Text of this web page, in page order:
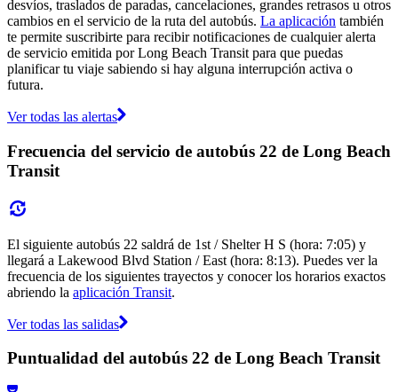
desvíos, traslados de paradas, cancelaciones, grandes retrasos u otros
cambios en el servicio de la ruta del autobús. La aplicación también
te permite suscribirte para recibir notificaciones de cualquier alerta
de servicio emitida por Long Beach Transit para que puedas
planificar tu viaje sabiendo si hay alguna interrupción activa o
futura.
Ver todas las alertas
Frecuencia del servicio de autobús 22 de Long Beach
Transit
El siguiente autobús 22 saldrá de 1st / Shelter H S (hora: 7:05) y
llegará a Lakewood Blvd Station / East (hora: 8:13). Puedes ver la
frecuencia de los siguientes trayectos y conocer los horarios exactos
abriendo la aplicación Transit.
Ver todas las salidas
Puntualidad del autobús 22 de Long Beach Transit